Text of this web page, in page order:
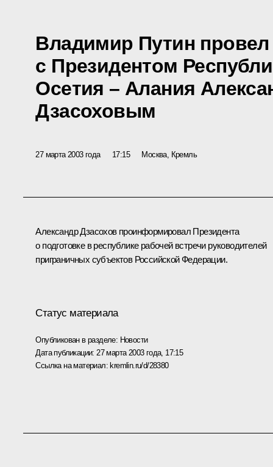
Владимир Путин
с Президентом
Осетия – Алания
Дзасоховым
27 марта 2003 года 17:15 Москва, Кремль
Александр Дзасохов проинформировал Президента
о подготовке в республике рабочей встречи руководителей
приграничных субъектов Российской Федерации.
Статус материала
Опубликован в разделе: Новости
Дата публикации: 27 марта 2003 года, 17:15
Ссылка на материал:kremlin.ru/d/28380